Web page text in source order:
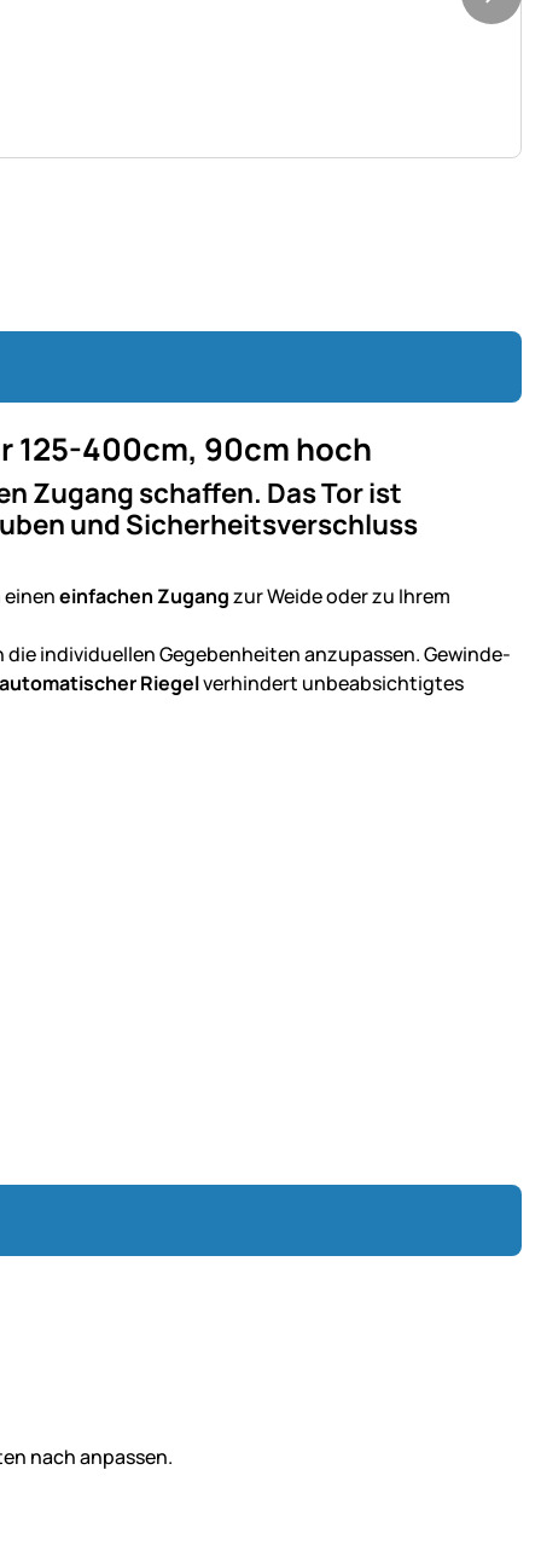
125-400cm, 90cm hoch
Zugang schaffen. Das Tor ist
und Sicherheitsverschluss
einfachen Zugangzur Weide oder zu Ihrem
individuellen Gegebenheiten anzupassen. Gewinde-
Riegelverhindert unbeabsichtigtes
nach anpassen.